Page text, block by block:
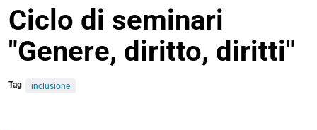
condivisione
Ciclo di seminari
"Genere, diritto, diritti"
Tag inclusione